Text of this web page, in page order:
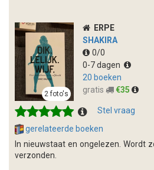
ERPE
SHAKIRA
0/0
0-7 dagen
20 boeken
gratis
€35
2 foto's
Stel vraag
gerelateerde boeken
In nieuwstaat en ongelezen. Wordt
verzonden.